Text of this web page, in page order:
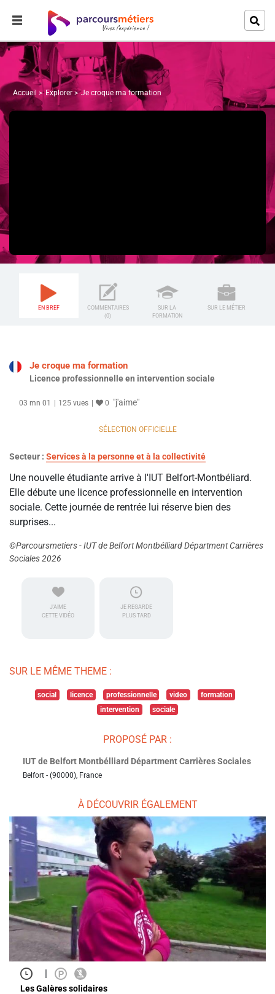
Accueil Explorer Je croque ma formation
EN BREF
COMMENTAIRES
(0)
SUR LA
FORMATION
SUR LE MÉTIER
Je croque ma formation
Licence professionnelle en intervention sociale
03 mn 01 125 vues 0 "j'aime"
SÉLECTION OFFICIELLE
Secteur : Services à la personne et à la collectivité
Une nouvelle étudiante arrive à l'IUT Belfort-Montbéliard.
Elle débute une licence professionnelle en intervention
sociale. Cette journée de rentrée lui réserve bien des
surprises...
©Parcoursmetiers - IUT de Belfort Montbélliard Départment Carrières
Sociales 2026
J'AIME
CETTE VIDÉO
JE REGARDE
PLUS TARD
SUR LE MÊME THEME :
social licence professionnelle video
formation
intervention
sociale
PROPOSÉ PAR :
IUT de Belfort Montbélliard Départment Carrières Sociales
Belfort - (90000), France
À DÉCOUVRIR ÉGALEMENT
|
Les Galères solidaires